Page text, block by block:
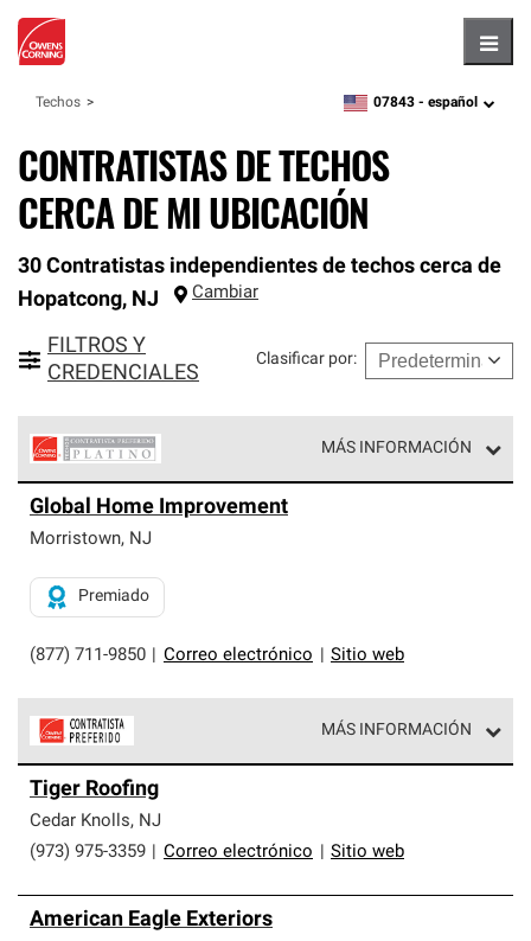
Techos zipcode,language
07843 - español
CONTRATISTAS DE TECHOS
CERCA DE MI UBICACIÓN
30 Contratistas independientes de techos cerca de
Hopatcong, NJ Cambiar
FILTROS Y
CREDENCIALES
Clasificar por:
MÁS INFORMACIÓN
Corning constituyen el nivel superior de nuestra red
exclusiva y cumplen con estándares estrictos de
Solo ellos pueden ofrecer nuestra mejor garantía de
sistemas de techos.
Global Home Improvement
Morristown, NJ
(877) 711-9850 Correo electrónico Sitio web
Premiado
MÁS INFORMACIÓN
parte de una red exclusiva de profesionales de techos
que cumplen con altos estándares y requisitos estrictos
de profesionalismo y confiabilidad.
Tiger Roofing
Cedar Knolls, NJ
(973) 975-3359
Correo electrónico Sitio web
American Eagle Exteriors